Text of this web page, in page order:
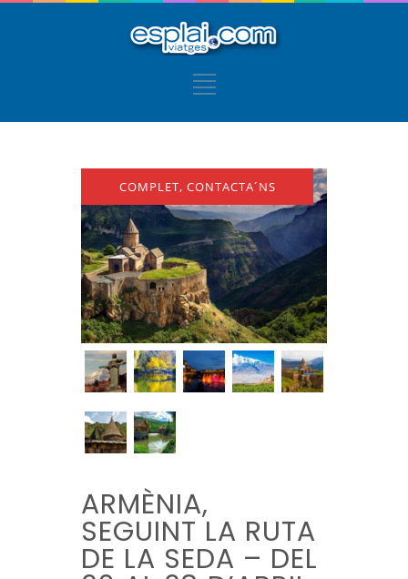
COMPLET, CONTACTA´NS
ARMÈNIA,
SEGUINT LA RUTA
DE LA SEDA – DEL